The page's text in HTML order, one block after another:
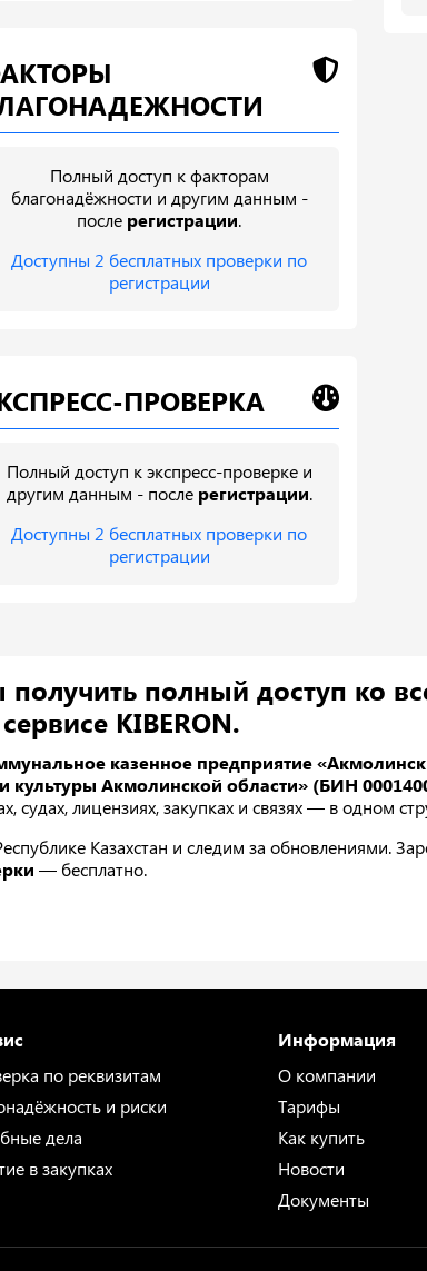
Полный доступ к факторам
благонадёжности и другим данным -
после регистрации.
Доступны 2 бесплатных проверки по
регистрации
ПРОВЕРКА
Полный доступ к экспресс-проверке и
другим данным - после регистрации.
Доступны 2 бесплатных проверки по
регистрации
получить полный доступ ко
KIBERON.
казенное предприятие
культуры Акмолинской области» (БИН
судах, лицензиях, закупках и связях — в одном
Казахстан и следим за обновлениями.
— бесплатно.
по реквизитам
и риски
дела
в закупках
Информация
О компании
Тарифы
Как купить
Новости
Документы